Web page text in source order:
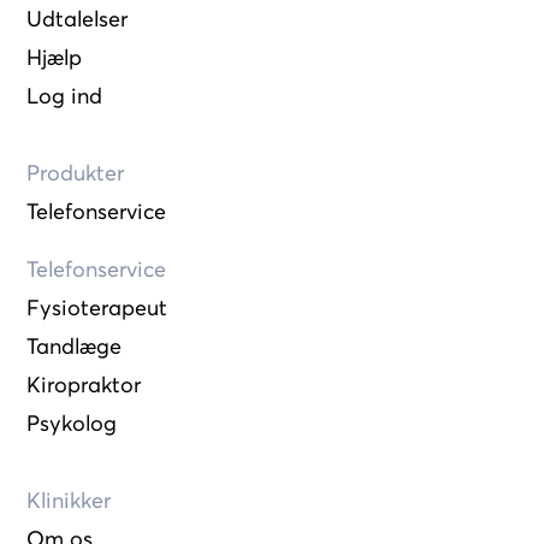
Udtalelser
Hjælp
Log ind
Produkter
Telefonservice
Telefonservice
Fysioterapeut
Tandlæge
Kiropraktor
Psykolog
Klinikker